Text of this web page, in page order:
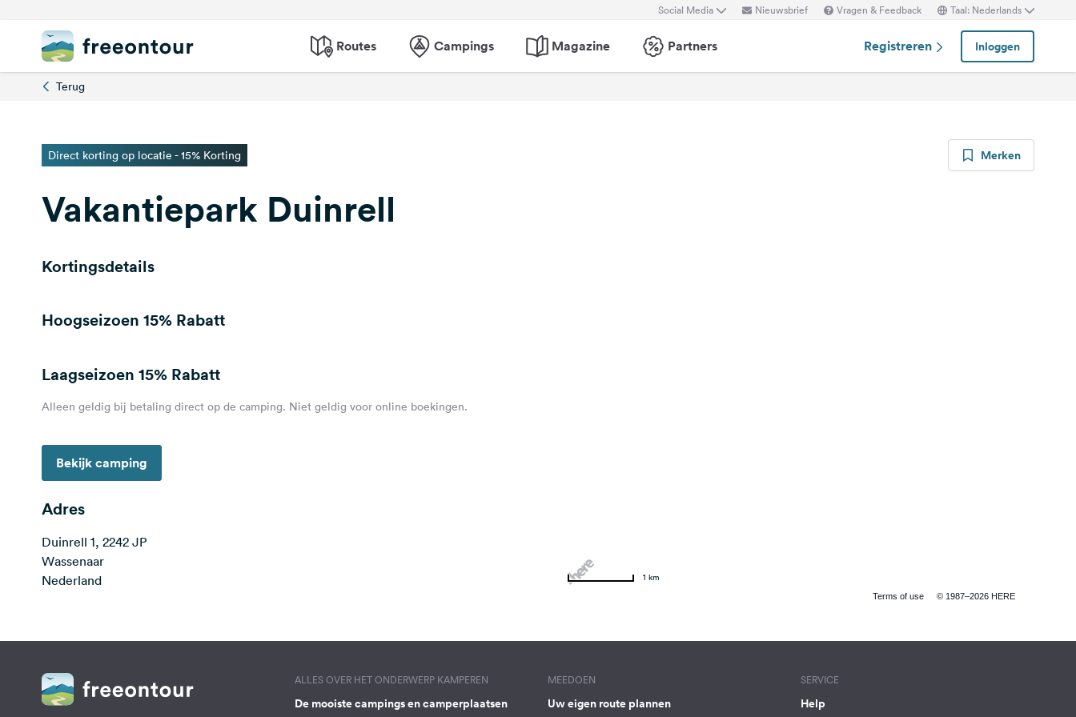
Social Media Nieuwsbrief Vragen & Feedback Taal: Nederlands
Routes Campings Magazine Partners Registreren Inloggen
Terug
Direct korting op locatie - 15% Korting Merken
Vakantiepark Duinrell
Kortingsdetails
Hoogseizoen 15% Rabatt
Laagseizoen 15% Rabatt
Alleen geldig bij betaling direct op de camping. Niet geldig voor online boekingen.
Bekijk camping
Adres
Duinrell 1, 2242 JP
Wassenaar
Nederland
Terms of use © 1987–2026 HERE
1 km
ALLES OVER HET ONDERWERP KAMPEREN
De mooiste campings en camperplaatsen
MEEDOEN
Uw eigen route plannen
SERVICE
Help